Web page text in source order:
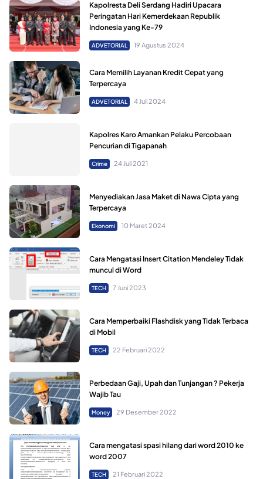
Kapolresta Deli Serdang Hadiri Upacara
Peringatan Hari Kemerdekaan Republik
Indonesia yang Ke-79
ADVETORIAL 19 Agustus 2024
Cara Memilih Layanan Kredit Cepat yang
Terpercaya
ADVETORIAL 4 Juli 2024
Kapolres Karo Amankan Pelaku Percobaan
Pencurian di Tigapanah
Crime 24 Juli 2021
Menyediakan Jasa Maket di Nawa Cipta yang
Terpercaya
Ekonomi 10 Maret 2024
Cara Mengatasi Insert Citation Mendeley Tidak
muncul di Word
TECH 7 Juni 2023
Cara Memperbaiki Flashdisk yang Tidak Terbaca
di Mobil
TECH 22 Februari 2022
Perbedaan Gaji, Upah dan Tunjangan ? Pekerja
Wajib Tau
Money 29 Desember 2022
Cara mengatasi spasi hilang dari word 2010 ke
word 2007
TECH 21 Februari 2022